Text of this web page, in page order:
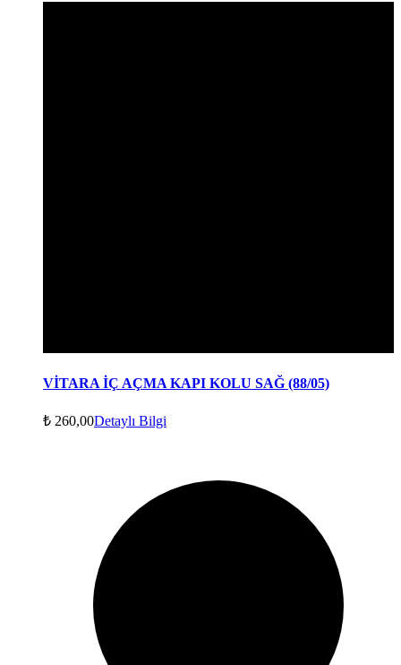
VİTARA İÇ AÇMA KAPI KOLU SAĞ (88/05)
₺ 260,00Detaylı Bilgi